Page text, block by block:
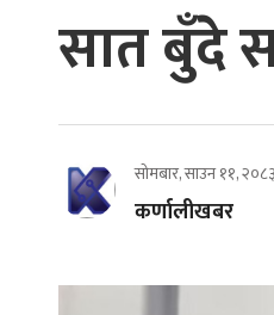
सात बुँदे
सोमबार, साउन ११, २०८३
कर्णालीखबर